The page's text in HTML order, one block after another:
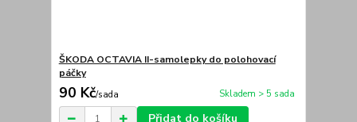
ŠKODA OCTAVIA II-samolepky do polohovací
páčky
90 Kč/sada Skladem > 5 sada
Přidat do košíku